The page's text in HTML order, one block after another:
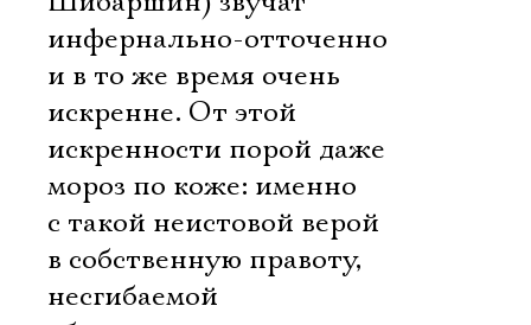
инфернально-отточенно
и в то же время очень
искренне. От этой
искренности порой даже
мороз по коже: именно
с такой неистовой верой
в собственную правоту,
несгибаемой